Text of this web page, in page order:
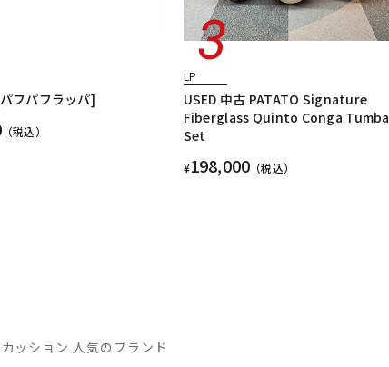
フパフラッパ]
（税込）
LP
USED 中古 PATATO Signature
Fiberglass Quinto Conga Tumba
Set
¥198,000 （税込）
ッション 人気のブランド